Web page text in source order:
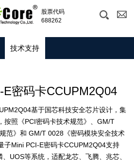
股票代码
688262
技术支持
E密码卡CCUPM2Q04
基于国芯科技安全芯片设计，集
按照《PCI密码卡技术规范》、GM/T
范》和 GM/T 0028《密码模块安全技术
子Mini PCI-E密码卡CCUPM2Q04支持
UOS等系统，适配龙芯、飞腾、兆芯、